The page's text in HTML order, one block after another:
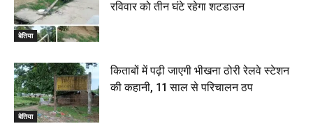
बेतिया
रविवार को तीन घंटे रहेगा शटडाउन
बेतिया
किताबों में पढ़ी जाएगी भीखना ठोरी रेलवे स्टेशन
की कहानी, 11 साल से परिचालन ठप